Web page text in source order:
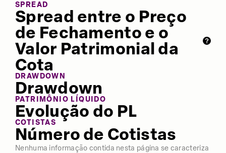
Retorno -4,65% 5,52%
SPREAD
Spread entre o Preço
de Fechamento e o
Valor Patrimonial da
Cota
DRAWDOWN
Drawdown
PATRIMÔNIO LÍQUIDO
Evolução do PL
COTISTAS
Número de Cotistas
Nenhuma informação contida nesta página se caracteriza